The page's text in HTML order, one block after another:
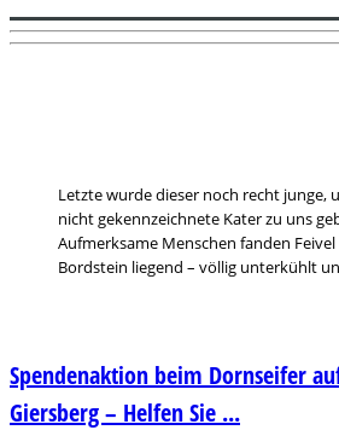
Letzte wurde dieser noch recht junge,
nicht gekennzeichnete Kater zu uns
Aufmerksame Menschen fanden
Bordstein liegend – völlig unterkühlt
Spendenaktion beim Dornseifer
Giersberg – Helfen Sie ...